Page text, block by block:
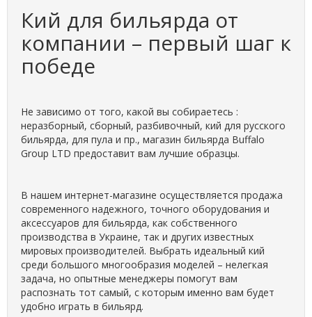
Кий для бильярда от
компании – первый шаг к
победе
Не зависимо от того, какой вы собираетесь :
неразборный, сборный, разбивочный, кий для русского
бильярда, для пула и пр., магазин бильярда Buffalo
Group LTD предоставит вам лучшие образцы.
В нашем интернет-магазине осуществляется продажа
современного надежного, точного оборудования и
аксессуаров для бильярда, как собственного
производства в Украине, так и других известных
мировых производителей. Выбрать идеальный кий
среди большого многообразия моделей – нелегкая
задача, но опытные менеджеры помогут вам
распознать тот самый, с которым именно вам будет
удобно играть в бильярд.